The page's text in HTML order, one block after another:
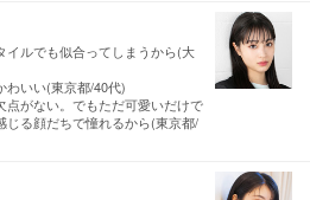
イルでも似合ってしまうから(大
わいい(東京都/40代)
点がない。でもただ可愛いだけで
じる顔だちで憧れるから(東京都/